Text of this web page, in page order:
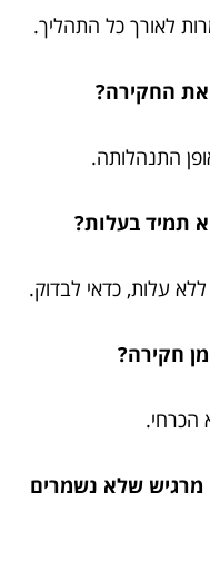
לאורך כל התהליך.
את החקירה?
התנהלותה.
תמיד בעלות?
עלות, כדאי לבדוק.
חקירה?
הכרחי.
שלא נשמרים